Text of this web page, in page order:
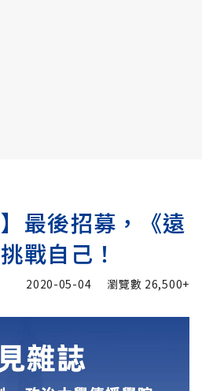
】最後招募，《遠
戰自己！
2020-05-04 瀏覽數 26,500+